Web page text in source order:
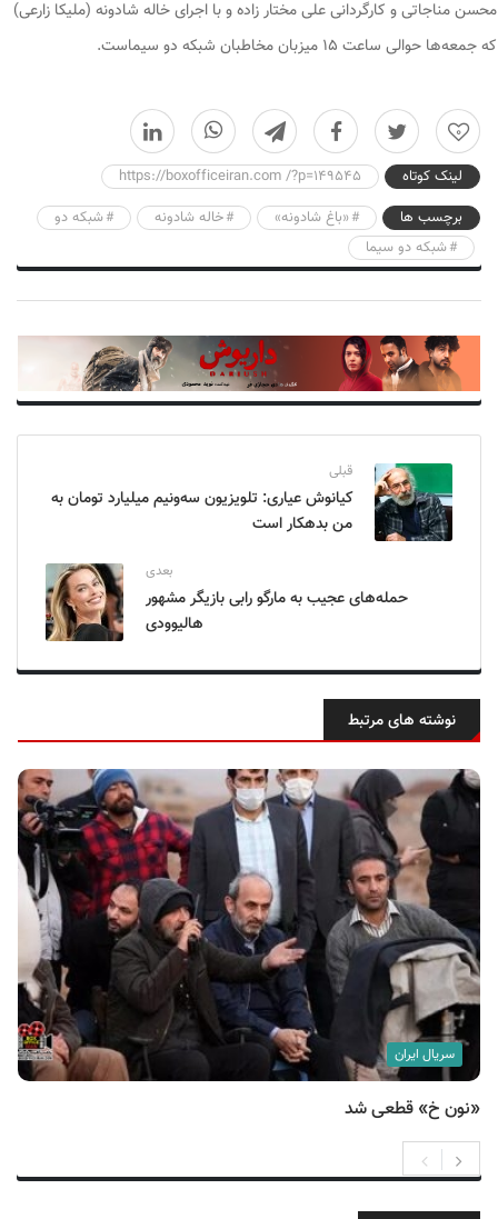
محسن مناجاتی و کارگردانی علی مختار زاده و با اجرای خاله شادونه (ملیکا زارعی)
که جمعه‌ها حوالی ساعت ۱۵ میزبان مخاطبان شبکه دو سیماست.
0
لینک کوتاه
https://boxofficeiran.com /?p=149545
برچسب ها
«باغ شادونه» خاله شادونه
شبکه دو
شبکه دو سیما
قبلی
کیانوش عیاری: تلویزیون سه‌ونیم میلیارد تومان به
من بدهکار است
بعدی
حمله‌های عجیب به مارگو رابی بازیگر مشهور
هالیوودی
نوشته های مرتبط
سریال ایران
«نون خ» قطعی شد